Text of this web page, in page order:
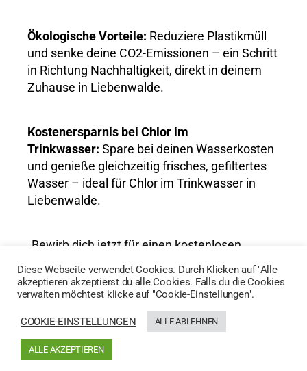
Ökologische Vorteile: Reduziere Plastikmüll
und senke deine CO2-Emissionen – ein Schritt
in Richtung Nachhaltigkeit, direkt in deinem
Zuhause in Liebenwalde.
Kostenersparnis bei Chlor im
Trinkwasser: Spare bei deinen Wasserkosten
und genieße gleichzeitig frisches, gefiltertes
Wasser – ideal für Chlor im Trinkwasser in
Liebenwalde.
„Bewirb dich jetzt für einen kostenlosen
Wassertest und entdecke die Vorteile von
AktivWasser für Chlor im Trinkwasser in
Liebenwalde!“
HIER GEHTS ZUM WASSERTEST
Diese Webseite verwendet Cookies. Durch Klicken auf "Alle
akzeptieren akzeptierst du alle Cookies. Falls du die Cookies
verwalten möchtest klicke auf "Cookie-Einstellungen".
COOKIE-EINSTELLUNGEN ALLE ABLEHNEN
ALLE AKZEPTIEREN